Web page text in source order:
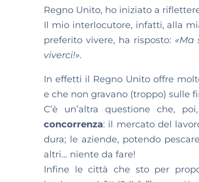
Regno Unito, ho iniziato a
Il mio interlocutore, infatti, alla
preferito vivere, ha risposto: «Ma
viverci!».
In effetti il Regno Unito offre
e che non gravano (troppo) sulle
C’è un’altra questione che,
concorrenza: il mercato del
dura; le aziende, potendo
altri… niente da fare!
Infine le città che sto per